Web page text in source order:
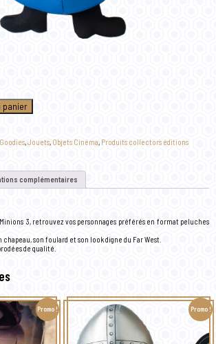
panier
Goodies,Jouets, Objets Cinéma, Produits collectors éditions
complémentaires
3, retrouvez vos personnages préférés en format peluches
chapeau, son foulard et son look digne du Far West.
de qualité.
Promo ! Promo !